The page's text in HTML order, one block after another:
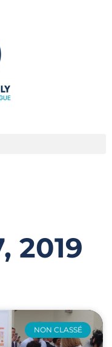
2019
NON CLASSÉ